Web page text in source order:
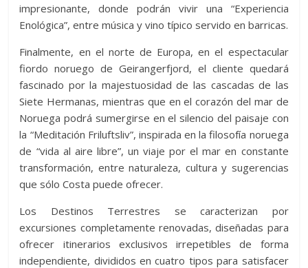
impresionante, donde podrán vivir una “Experiencia
Enológica”, entre música y vino típico servido en barricas.
Finalmente, en el norte de Europa, en el espectacular
fiordo noruego de Geirangerfjord, el cliente quedará
fascinado por la majestuosidad de las cascadas de las
Siete Hermanas, mientras que en el corazón del mar de
Noruega podrá sumergirse en el silencio del paisaje con
la “Meditación Friluftsliv”, inspirada en la filosofía noruega
de “vida al aire libre”, un viaje por el mar en constante
transformación, entre naturaleza, cultura y sugerencias
que sólo Costa puede ofrecer.
Los Destinos Terrestres se caracterizan por
excursiones completamente renovadas, diseñadas para
ofrecer itinerarios exclusivos irrepetibles de forma
independiente, divididos en cuatro tipos para satisfacer